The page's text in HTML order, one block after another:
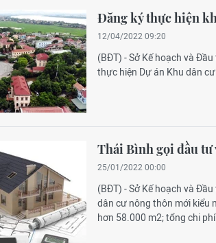
Đăng ký thực hiện
12/04/2022 09:20
(BĐT) - Sở Kế hoạch và
thực hiện Dự án Khu dân
Thái Bình gọi đầu tư
25/01/2022 00:00
(BĐT) - Sở Kế hoạch và
dân cư nông thôn mới kiểu
hơn 58.000 m2; tổng chi